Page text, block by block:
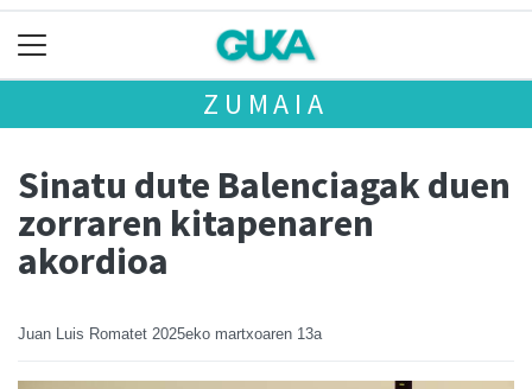
ZUMAIA
Sinatu dute Balenciagak duen
zorraren kitapenaren
akordioa
Juan Luis Romatet 2025eko martxoaren 13a